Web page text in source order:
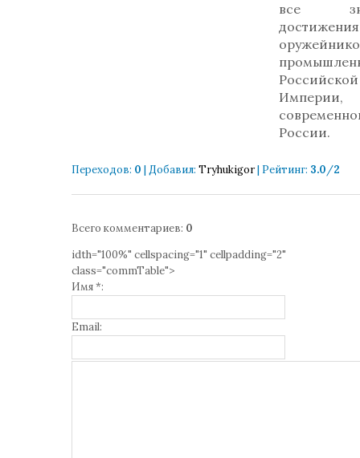
все
достижения
Российской
России.
Переходов: 0 | Добавил: Tryhukigor| Рейтинг: 3.0/2
Всего комментариев: 0
idth="100%" cellspacing="1" cellpadding="2"
class="commTable">
Имя *:
Email: